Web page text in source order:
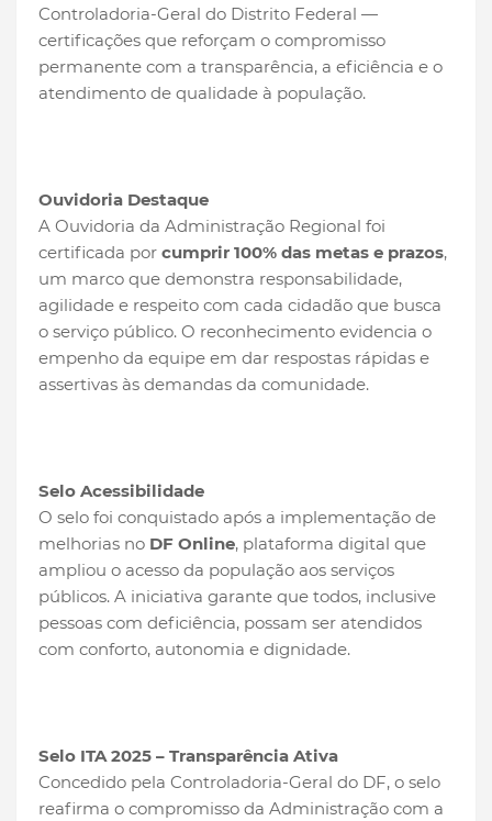
Controladoria-Geral do Distrito Federal —
certificações que reforçam o compromisso
permanente com a transparência, a eficiência e o
atendimento de qualidade à população.
Ouvidoria Destaque
A Ouvidoria da Administração Regional foi
certificada por cumprir 100% das metas e prazos,
um marco que demonstra responsabilidade,
agilidade e respeito com cada cidadão que busca
o serviço público. O reconhecimento evidencia o
empenho da equipe em dar respostas rápidas e
assertivas às demandas da comunidade.
Selo Acessibilidade
O selo foi conquistado após a implementação de
melhorias no DF Online, plataforma digital que
ampliou o acesso da população aos serviços
públicos. A iniciativa garante que todos, inclusive
pessoas com deficiência, possam ser atendidos
com conforto, autonomia e dignidade.
Selo ITA 2025 – Transparência Ativa
Concedido pela Controladoria-Geral do DF, o selo
reafirma o compromisso da Administração com a